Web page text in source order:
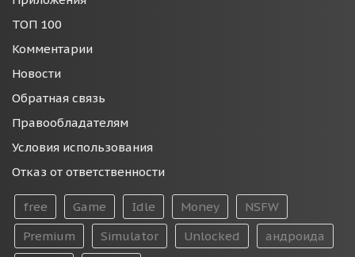
ТОП 100
Комментарии
Новости
Обратная связь
Правообладателям
Условия использования
Отказ от ответственности
free Game Idle Money
NSFW
Premium
Simulator Unlocked андроида